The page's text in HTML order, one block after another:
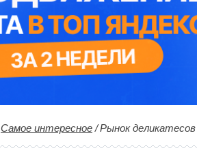
Самое интересное /Рынок